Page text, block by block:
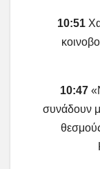
10:51
10:47
συνάδουν